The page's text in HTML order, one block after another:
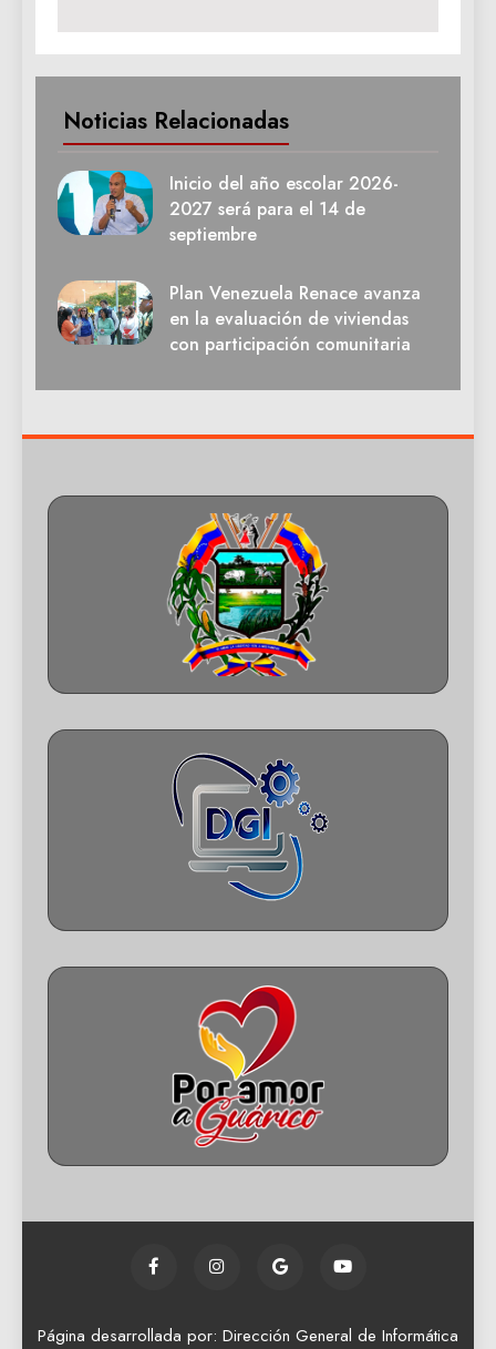
Noticias Relacionadas
Inicio del año escolar 2026-
2027 será para el 14 de
septiembre
Plan Venezuela Renace avanza
en la evaluación de viviendas
con participación comunitaria
Página desarrollada por: Dirección General de Informática